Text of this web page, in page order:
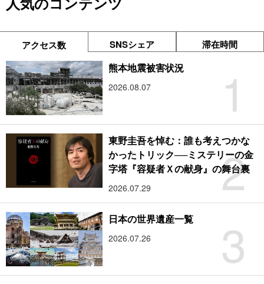
アクセス数 SNSシェア 滞在時間
1
熊本地震被害状況
2026.08.07
2
東野圭吾を悼む：誰も考えつかな
かったトリック──ミステリーの金
字塔『容疑者Ｘの献身』の舞台裏
2026.07.29
3
日本の世界遺産一覧
2026.07.26